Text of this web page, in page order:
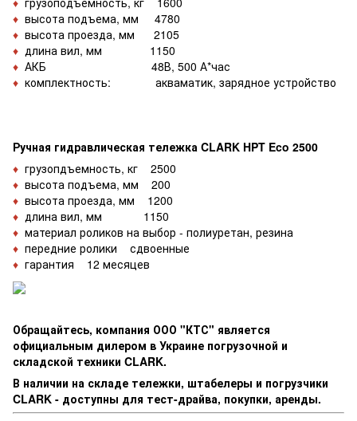
♦ высота подъема, мм 4780
♦ высота проезда, мм 2105
♦ длина вил, мм 1150
♦ АКБ 48В, 500 А*час
♦ комплектность: акваматик, зарядное устройство
Ручная гидравлическая тележка CLARK HPT Eco 2500
♦ грузопдъемность, кг 2500
♦ высота подъема, мм 200
♦ высота проезда, мм 1200
♦ длина вил, мм 1150
♦ материал роликов на выбор - полиуретан, резина
♦ передние ролики сдвоенные
♦ гарантия 12 месяцев
Обращайтесь, компания ООО "КТС" является
официальным дилером в Украине погрузочной и
складской техники CLARK.
В наличии на складе тележки, штабелеры и погрузчики
CLARK - доступны для тест-драйва, покупки, аренды.